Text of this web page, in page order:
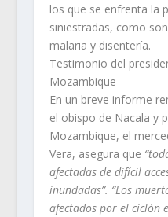
los que se enfrenta la
siniestradas, como
malaria y disentería.
Testimonio del
Mozambique
En un breve informe
el obispo de Nacala y
Mozambique, el
Vera, asegura que
afectadas de difícil
inundadas”. “Los
afectados por el ciclón